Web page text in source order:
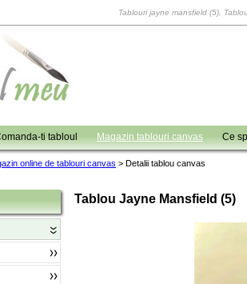
Tablouri jayne mansfield (5),
ti tabloul Magazin tablouri canvas Ce
online de tablouri canvas > Detalii tablou canvas
Tablou Jayne Mansfield (5)